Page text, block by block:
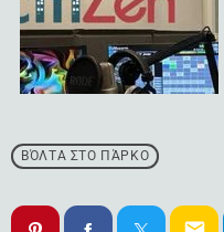
ΒΌΛΤΑ ΣΤΟ ΠΆΡΚΟ